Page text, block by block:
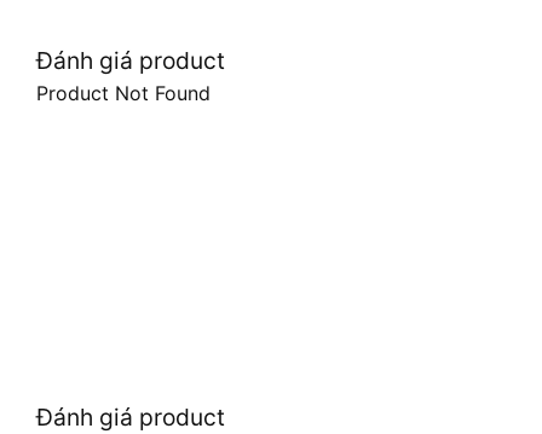
Đánh giá product
Product Not Found
Đánh giá product